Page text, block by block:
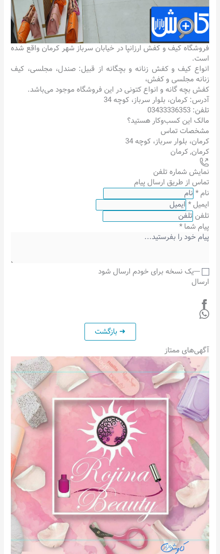
فروشگاه کیف و کفش ارزانپا در خیابان سرباز شهر کرمان واقع شده
است.
انواع کیف و کفش زنانه و بچگانه از قبیل: صندل، مجلسی، کیف
زنانه مجلسی و کفش،
کفش بچه گانه و انواع کتونی در این فروشگاه موجود می‌باشد‌.
آدرس: کرمان، بلوار سرباز، کوچه 34
تلفن: 03433336353
مالک این کسب‌وکار هستید؟
مشخصات تماس
کرمان، بلوار سرباز، کوچه 34
کرمان,کرمان
نمایش شماره تلفن
تماس از طریق ارسال پیام
نام*
ایمیل*
تلفن
پیام شما*
---یک نسخه برای خودم ارسال شود
ارسال
آگهی‌های ممتاز